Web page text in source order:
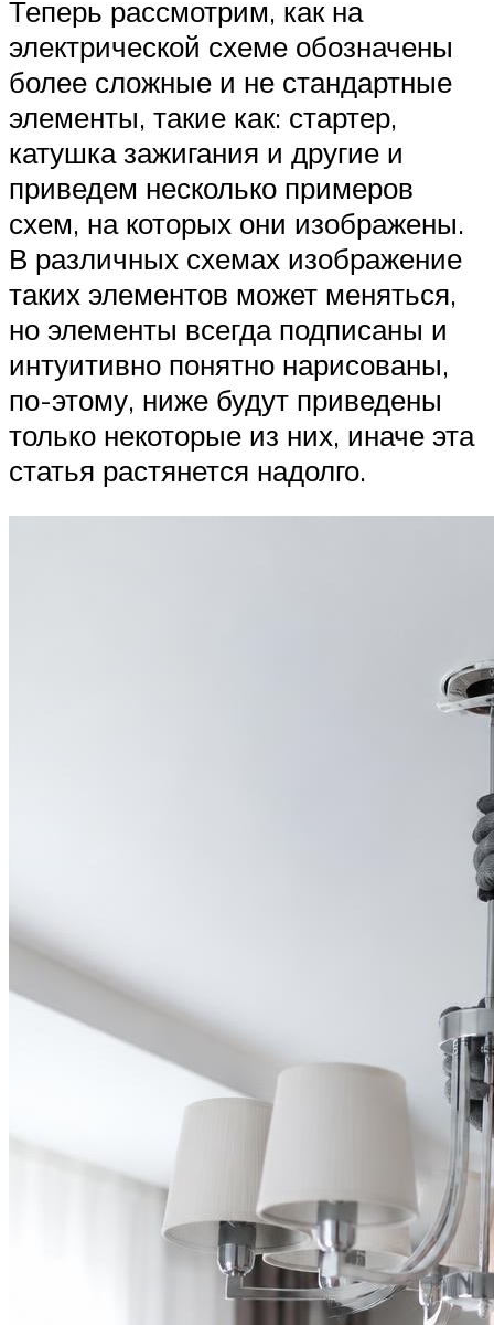
Теперь рассмотрим, как на
электрической схеме обозначены
более сложные и не стандартные
элементы, такие как: стартер,
катушка зажигания и другие и
приведем несколько примеров
схем, на которых они изображены.
В различных схемах изображение
таких элементов может меняться,
но элементы всегда подписаны и
интуитивно понятно нарисованы,
по-этому, ниже будут приведены
только некоторые из них, иначе эта
статья растянется надолго.